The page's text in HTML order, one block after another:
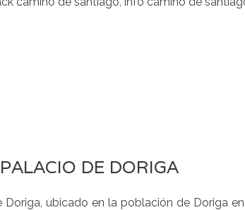
PALACIO DE DORIGA
Doriga, ubicado en la población de Doriga en